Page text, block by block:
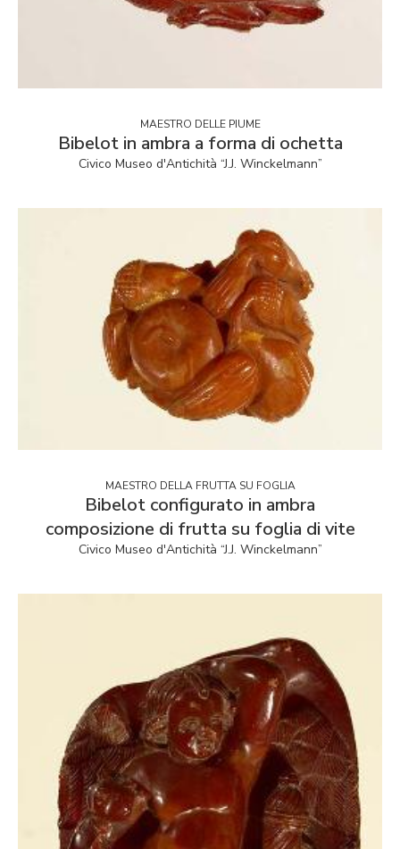
MAESTRO DELLE PIUME
Bibelot in ambra a forma di ochetta
Civico Museo d'Antichità “J.J. Winckelmann”
MAESTRO DELLA FRUTTA SU FOGLIA
Bibelot configurato in ambra
composizione di frutta su foglia di vite
Civico Museo d'Antichità “J.J. Winckelmann”